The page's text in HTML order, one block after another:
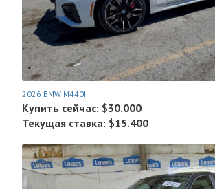
2026 BMW M440I
Купить сейчас: $30.000
Текущая ставка: $15.400